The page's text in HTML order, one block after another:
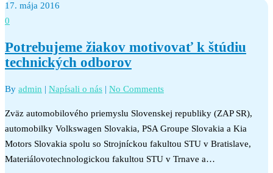
17. mája 2016
0
Potrebujeme žiakov motivovať k štúdiu
technických odborov
By admin | Napísali o nás | No Comments
Zväz automobilového priemyslu Slovenskej republiky (ZAP SR),
automobilky Volkswagen Slovakia, PSA Groupe Slovakia a Kia
Motors Slovakia spolu so Strojníckou fakultou STU v Bratislave,
Materiálovotechnologickou fakultou STU v Trnave a…